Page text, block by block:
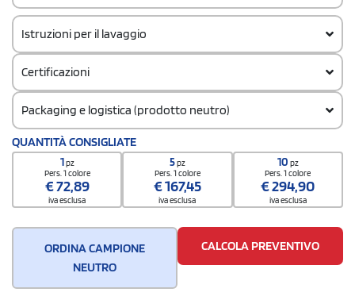
Istruzioni per il lavaggio
Certificazioni
Packaging e logistica (prodotto neutro)
Codice doganale
62064000
Quantità per confezione
5
QUANTITÀ CONSIGLIATE
1pz
Pers. 1 colore
€72,89
iva esclusa
5pz
Pers. 1 colore
€167,45
iva esclusa
10 pz
Pers. 1 colore
€294,90
iva esclusa
ORDINA CAMPIONE
NEUTRO
CALCOLA PREVENTIVO